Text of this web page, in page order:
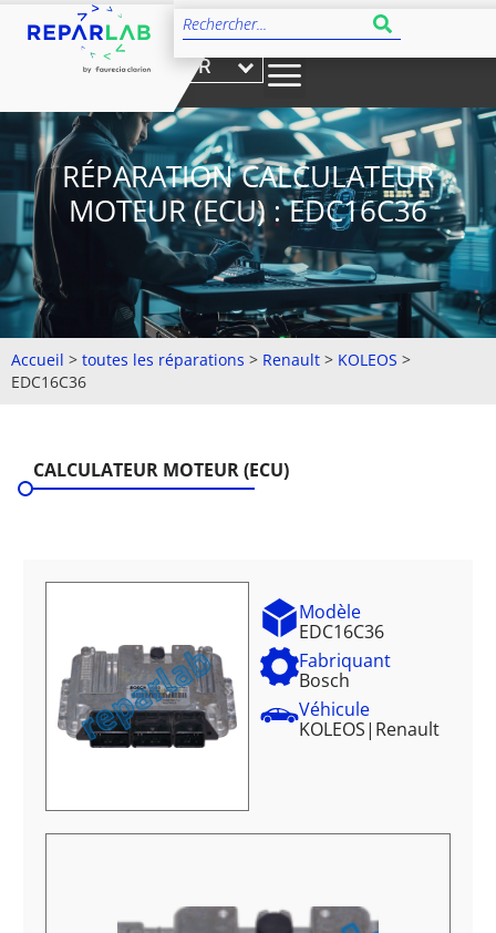
FR
RÉPARATION CALCULATEUR
MOTEUR (ECU) : EDC16C36
Accueil > toutes les réparations > Renault > KOLEOS >
EDC16C36
CALCULATEUR MOTEUR (ECU)
Modèle
EDC16C36
Fabriquant
Bosch
Véhicule
KOLEOS| Renault